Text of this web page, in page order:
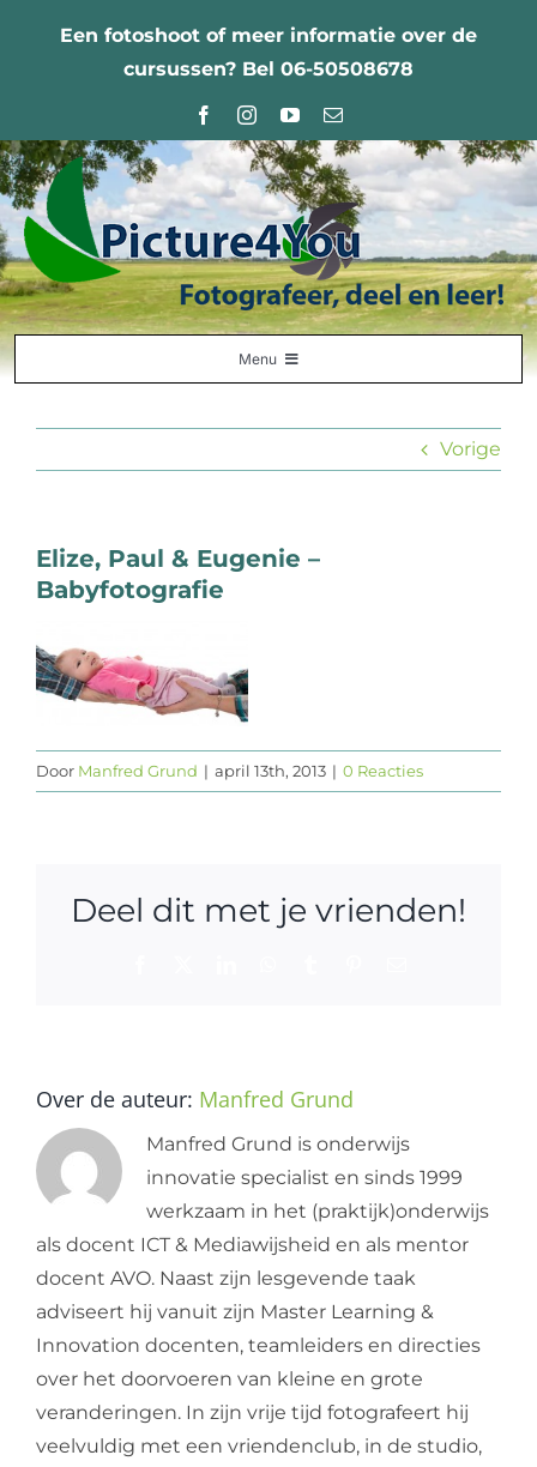
Een fotoshoot of meer informatie over de
cursussen? Bel 06-50508678
Menu
Web design
Vorige
Elize, Paul & Eugenie –
Babyfotografie
Door Manfred Grund | april 13th, 2013 | 0 Reacties
Deel dit met je vrienden!
Over de auteur: Manfred Grund
Manfred Grund is onderwijs
innovatie specialist en sinds 1999
werkzaam in het (praktijk)onderwijs
als docent ICT & Mediawijsheid en als mentor
docent AVO. Naast zijn lesgevende taak
adviseert hij vanuit zijn Master Learning &
Innovation docenten, teamleiders en directies
over het doorvoeren van kleine en grote
veranderingen. In zijn vrije tijd fotografeert hij
veelvuldig met een vriendenclub, in de studio,